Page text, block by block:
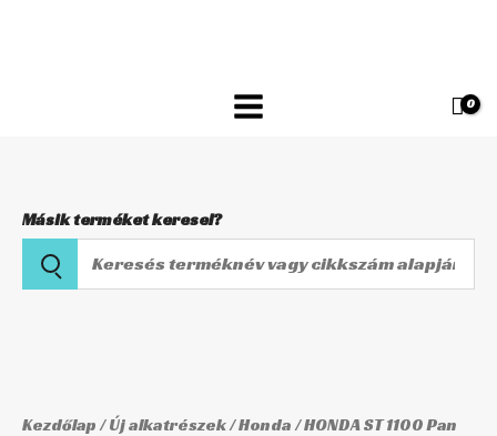
Másik terméket keresel?
Keresés
terméknév
Kezdőlap/Új alkatrészek/Honda/HONDA ST 1100 Pan
CCK-